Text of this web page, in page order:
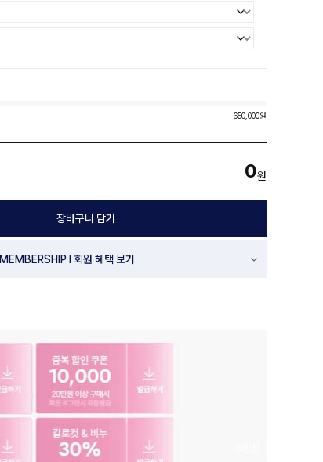
650,000원
0원
장바구니 담기
MEMBERSHIP l 회원 혜택 보기